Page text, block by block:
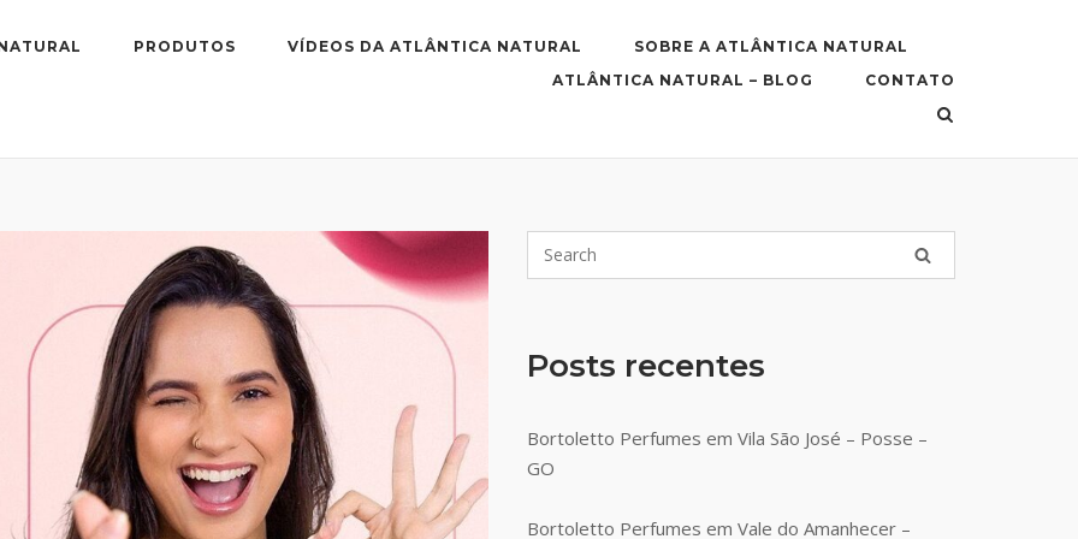
PRODUTOS VÍDEOS DA ATLÂNTICA NATURAL
SOBRE A ATLÂNTICA NATURAL
ATLÂNTICA NATURAL – BLOG
CONTATO
Posts recentes
Bortoletto Perfumes em Vila São José – Posse –
GO
Bortoletto Perfumes em Vale do Amanhecer –